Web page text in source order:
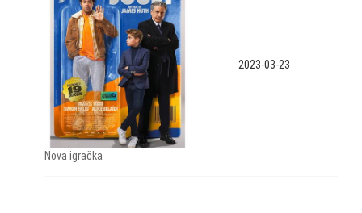
Nova igračka
2023-03-23